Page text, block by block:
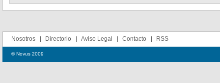
Nosotros Directorio Aviso Legal Contacto RSS
© Novus 2009